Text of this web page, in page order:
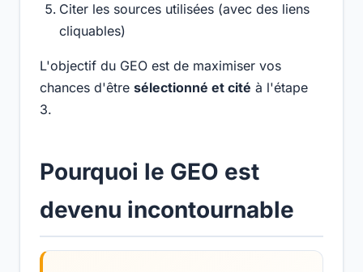
Citer les sources utilisées (avec des liens
cliquables)
L'objectif du GEO est de maximiser vos
chances d'être sélectionné et cité à l'étape
3.
Pourquoi le GEO est
devenu incontournable